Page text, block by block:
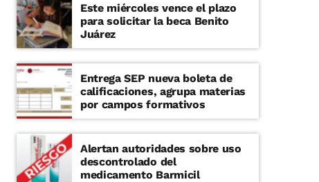
Este miércoles vence el plazo
para solicitar la beca Benito
Juárez
Entrega SEP nueva boleta de
calificaciones, agrupa materias
por campos formativos
Alertan autoridades sobre uso
descontrolado del
medicamento Barmicil